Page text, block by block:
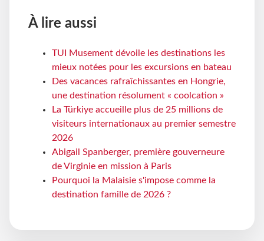
À lire aussi
TUI Musement dévoile les destinations les
mieux notées pour les excursions en bateau
Des vacances rafraîchissantes en Hongrie,
une destination résolument « coolcation »
La Türkiye accueille plus de 25 millions de
visiteurs internationaux au premier semestre
2026
Abigail Spanberger, première gouverneure
de Virginie en mission à Paris
Pourquoi la Malaisie s'impose comme la
destination famille de 2026 ?